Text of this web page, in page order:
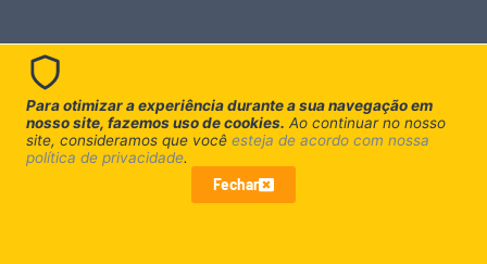
Para otimizar a experiência durante a sua navegação em
nosso site, fazemos uso de cookies. Ao continuar no nosso
site, consideramos que você esteja de acordo com nossa
política de privacidade.
Fechar